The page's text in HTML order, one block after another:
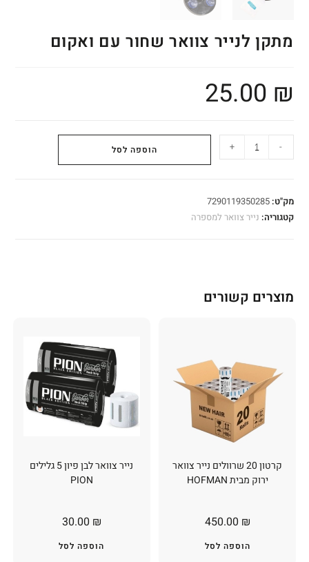
מתקן לנייר צוואר שחור עם ואקום
25.00 ₪
-
+ הוספה לסל
מק"ט:7290119350285
קטגוריה: נייר צוואר למספרה
מוצרים קשורים
נייר צוואר לבן פיון 5 גלילים
PION
30.00 ₪
הוספה לסל
קרטון 20 שרוולים נייר צוואר
ירוק מבית HOFMAN
450.00 ₪
הוספה לסל